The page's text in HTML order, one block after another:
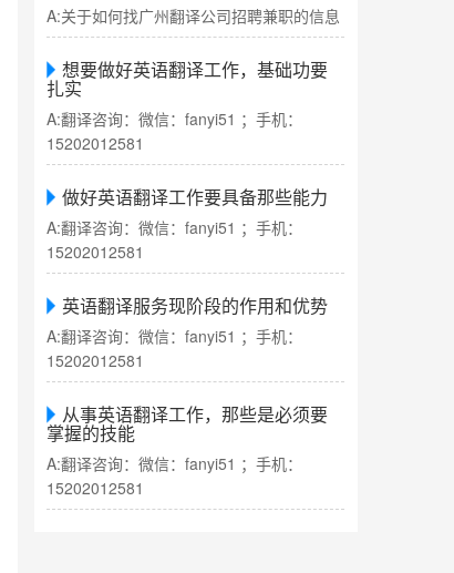
A:关于如何找广州翻译公司招聘兼职的信息
想要做好英语翻译工作，基础功要
扎实
A:翻译咨询：微信：fanyi51 ；手机：
15202012581
做好英语翻译工作要具备那些能力
A:翻译咨询：微信：fanyi51 ；手机：
15202012581
英语翻译服务现阶段的作用和优势
A:翻译咨询：微信：fanyi51 ；手机：
15202012581
从事英语翻译工作，那些是必须要
掌握的技能
A:翻译咨询：微信：fanyi51 ；手机：
15202012581